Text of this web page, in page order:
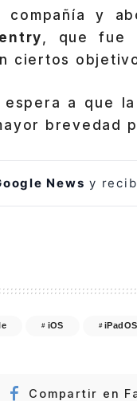
compañía y
, que fue
ciertos
a que
brevedad
News y
iOS iPadOS
Compartir en